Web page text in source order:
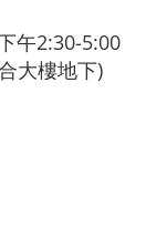
午2:30-5:00
大樓地下)